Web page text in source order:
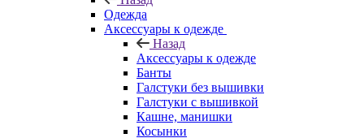
Одежда
Аксессуары к одежде
Назад
Аксессуары к одежде
Банты
Галстуки без вышивки
Галстуки с вышивкой
Кашне, манишки
Косынки